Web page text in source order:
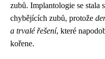
zubů. Implantologie se stala
chybějících zubů, protože
a trvalé řešení, které
kořene.